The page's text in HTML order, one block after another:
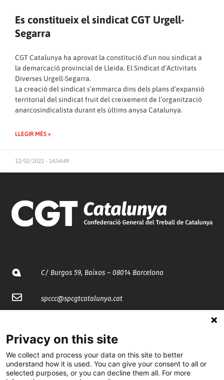
Es constitueix el sindicat CGT Urgell-
Segarra
CGT Catalunya ha aprovat la constitució d’un nou sindicat a
la demarcació provincial de Lleida. El Sindicat d’Activitats
Diverses Urgell-Segarra.
La creació del sindicat s’emmarca dins dels plans d’expansió
territorial del sindicat fruit del creixement de l’organització
anarcosindicalista durant els últims anysa Catalunya.
LLEGIR MÉS »
12/02/2021 - 14:54:49
C/ Burgos 59, Baixos – 08014 Barcelona
spccc@spcgtcatalunya.cat
@CGTCatalunya
cgtcatalunya
Privacy on this site
We collect and process your data on this site to better
understand how it is used. You can give your consent to all or
selected purposes, or you can decline them all. For more